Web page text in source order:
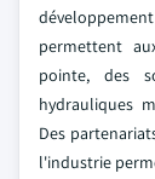
permettent
pointe, des
hydrauliques
Des
l'industrie